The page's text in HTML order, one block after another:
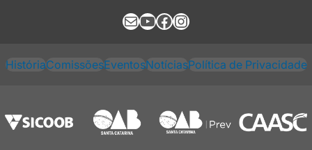
E-mail Youtube Facebook Instagram
HistóriaComissõesEventosNotíciasPolítica de Privacidade